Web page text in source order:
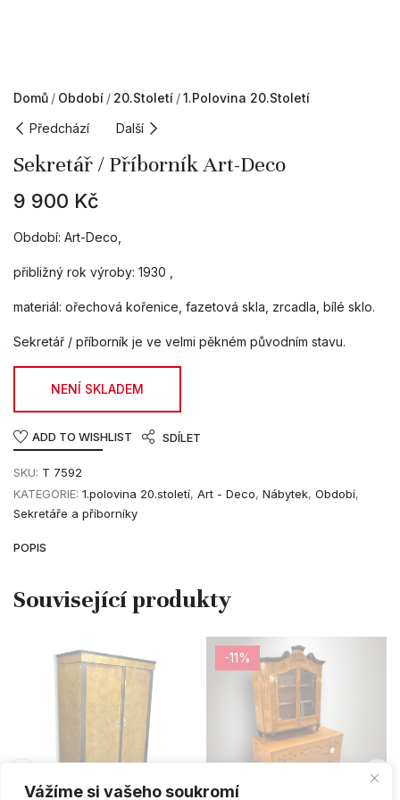
Vážíme si vašeho soukromí
Domů Období 20.století
1.polovina 20.století
Předchází
Další
Sekretář / Příborník Art-Deco
9 900 Kč
Období: Art-Deco,
přibližný rok výroby: 1930 ,
materiál: ořechová kořenice, fazetová skla, zrcadla, bílé sklo.
Sekretář / příborník je ve velmi pěkném původním stavu.
NENÍ SKLADEM
ADD TO WISHLIST SDÍLET
SKU: T 7592
KATEGORIE: 1.polovina 20.století, Art - Deco, Nábytek, Období,
Sekretáře a příborníky
POPIS
PŘIDAT DO KOŠÍKU
-11%
PŘIDAT DO KOŠÍKU